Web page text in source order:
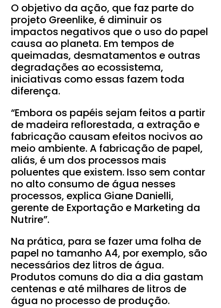
O objetivo da ação, que faz parte do
projeto Greenlike, é diminuir os
impactos negativos que o uso do papel
causa ao planeta. Em tempos de
queimadas, desmatamentos e outras
degradações ao ecossistema,
iniciativas como essas fazem toda
diferença.
“Embora os papéis sejam feitos a partir
de madeira reflorestada, a extração e
fabricação causam efeitos nocivos ao
meio ambiente. A fabricação de papel,
aliás, é um dos processos mais
poluentes que existem. Isso sem contar
no alto consumo de água nesses
processos, explica Giane Danielli,
gerente de Exportação e Marketing da
Nutrire”.
Na prática, para se fazer uma folha de
papel no tamanho A4, por exemplo, são
necessários dez litros de água.
Produtos comuns do dia a dia gastam
centenas e até milhares de litros de
água no processo de produção.